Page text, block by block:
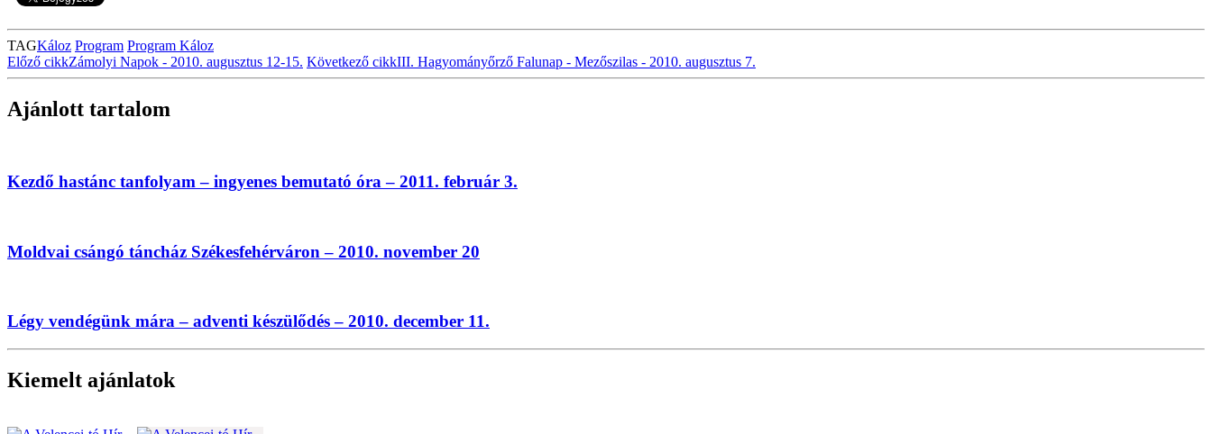
TAGKáloz Program Program Káloz
Előző cikkZámolyi Napok - 2010. augusztus 12-15. Következő cikkIII. Hagyományőrző Falunap - Mezőszilas - 2010. augusztus 7.
Ajánlott tartalom
Kezdő hastánc tanfolyam – ingyenes bemutató óra – 2011. február 3.
Moldvai csángó táncház Székesfehérváron – 2010. november 20
Légy vendégünk mára – adventi készülődés – 2010. december 11.
Kiemelt ajánlatok